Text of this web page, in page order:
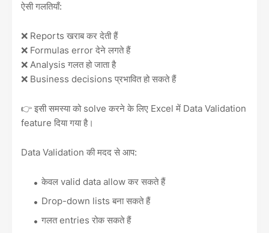
ऐसी गलतियाँ:
❌ Reports खराब कर देती हैं
❌ Formulas error देने लगते हैं
❌ Analysis गलत हो जाता है
❌ Business decisions प्रभावित हो सकते हैं
👉 इसी समस्या को solve करने के लिए Excel में Data Validation
feature दिया गया है।
Data Validation की मदद से आप:
केवल valid data allow कर सकते हैं
Drop-down lists बना सकते हैं
गलत entries रोक सकते हैं